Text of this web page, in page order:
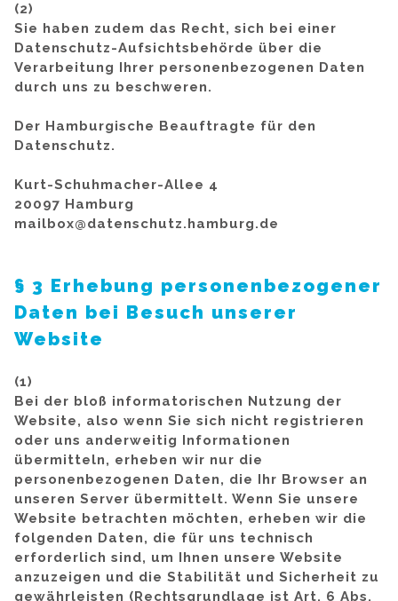
(2)
Sie haben zudem das Recht, sich bei einer
Datenschutz-Aufsichtsbehörde über die
Verarbeitung Ihrer personenbezogenen Daten
durch uns zu beschweren.
Der Hamburgische Beauftragte für den
Datenschutz.
Kurt-Schuhmacher-Allee 4
20097 Hamburg
mailbox@datenschutz.hamburg.de
§ 3 Erhebung personenbezogener
Daten bei Besuch unserer
Website
(1)
Bei der bloß informatorischen Nutzung der
Website, also wenn Sie sich nicht registrieren
oder uns anderweitig Informationen
übermitteln, erheben wir nur die
personenbezogenen Daten, die Ihr Browser an
unseren Server übermittelt. Wenn Sie unsere
Website betrachten möchten, erheben wir die
folgenden Daten, die für uns technisch
erforderlich sind, um Ihnen unsere Website
anzuzeigen und die Stabilität und Sicherheit zu
gewährleisten (Rechtsgrundlage ist Art. 6 Abs.